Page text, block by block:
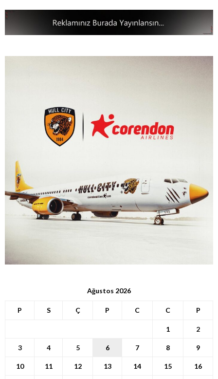
Ağustos 2026
P S Ç P C C P
1 2
3 4 5 6 7 8 9
10 11 12 13 14 15 16